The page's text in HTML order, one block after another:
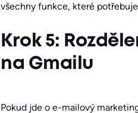
všechny funkce, které
Krok 5:
na Gmailu
Pokud jde o e-mailový